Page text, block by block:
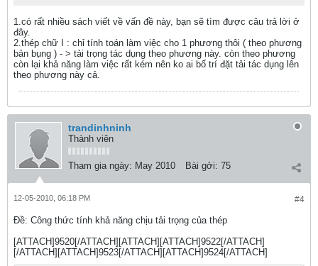
1.có rất nhiều sách viết về vấn đề này, bạn sẽ tìm được câu trả lời ở
đây.
2.thép chữ I : chỉ tính toán làm việc cho 1 phương thôi ( theo phương
bản bụng ) - > tải trọng tác dụng theo phương này. còn theo phương
còn lại khả năng làm việc rất kém nên ko ai bố trí đặt tải tác dụng lên
theo phương này cả.
trandinhninh
Thành viên
Tham gia ngày: May 2010 Bài gởi: 75
#4
12-05-2010, 06:18 PM
Ðề: Công thức tính khả năng chịu tải trọng của thép
[ATTACH]9520[/ATTACH][ATTACH][ATTACH]9522[/ATTACH]
[/ATTACH][ATTACH]9523[/ATTACH][ATTACH]9524[/ATTACH]